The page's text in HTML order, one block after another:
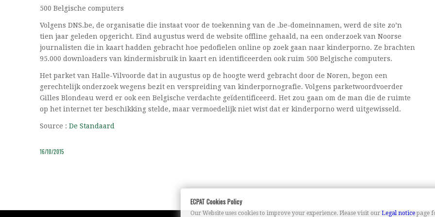
500 Belgische computers
Volgens DNS.be, de organisatie die instaat voor de toekenning van de .be-domeinnamen, werd de site zo’n
tien jaar geleden opgericht. Eind augustus werd de website offline gehaald, na een onderzoek van Noorse
journalisten die in kaart hadden gebracht hoe pedofielen online op zoek gaan naar kinderporno. Ze brachten
95.000 downloaders van kindermisbruik in kaart en identificeerden ook ruim 500 Belgische computers.
Het parket van Halle-Vilvoorde dat in augustus op de hoogte werd gebracht door de Noren, begon een
gerechtelijk onderzoek wegens bezit en verspreiding van kinderpornografie. Volgens parketwoordvoerder
Gilles Blondeau werd er ook een Belgische verdachte geïdentificeerd. Het zou gaan om de man die de ruimte
op het internet ter beschikking stelde, maar vermoedelijk niet wist dat er kinderporno werd uitgewisseld.
Source : De Standaard
16/10/2015
ECPAT Cookies Policy
Our Website uses cookies to improve your experience. Please visit our Legal noticepage